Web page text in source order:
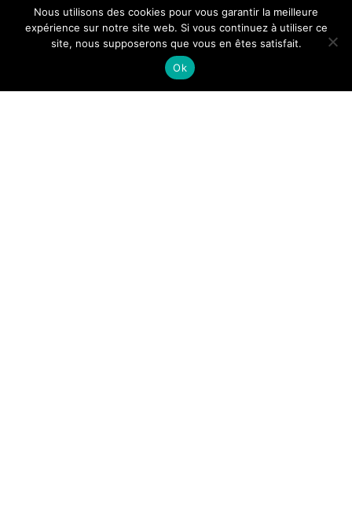
Tous droits reservés.
Nous utilisons des cookies pour vous garantir la meilleure
expérience sur notre site web. Si vous continuez à utiliser ce
site, nous supposerons que vous en êtes satisfait.
Ok